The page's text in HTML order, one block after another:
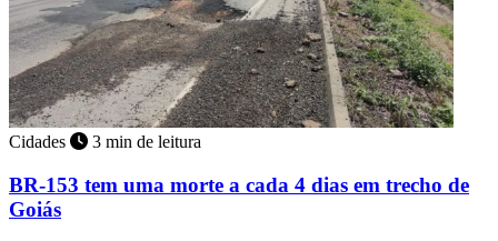
Cidades 3 min de leitura
BR-153 tem uma morte a cada 4 dias em trecho de
Goiás